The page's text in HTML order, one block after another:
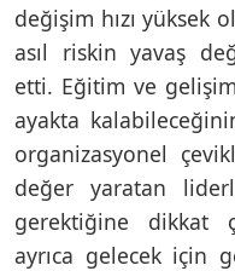
değişim hızı yüksek
asıl riskin yavaş
etti. Eğitim ve
ayakta
organizasyonel
değer yaratan
gerektiğine dikkat
ayrıca gelecek için